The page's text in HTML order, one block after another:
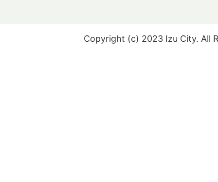
Copyright (c) 2023 Izu City. All